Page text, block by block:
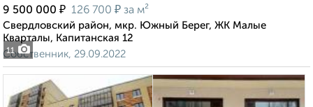
11
9 500 000 ₽ 126 700 ₽ за м²
Свердловский район, мкр. Южный Берег, ЖК Малые
Кварталы, Капитанская 12
Собственник, 29.09.2022